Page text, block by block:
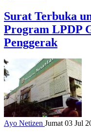
Surat Terbuka
Program LPDP
Penggerak
Ayo Netizen Jumat 03 Jul